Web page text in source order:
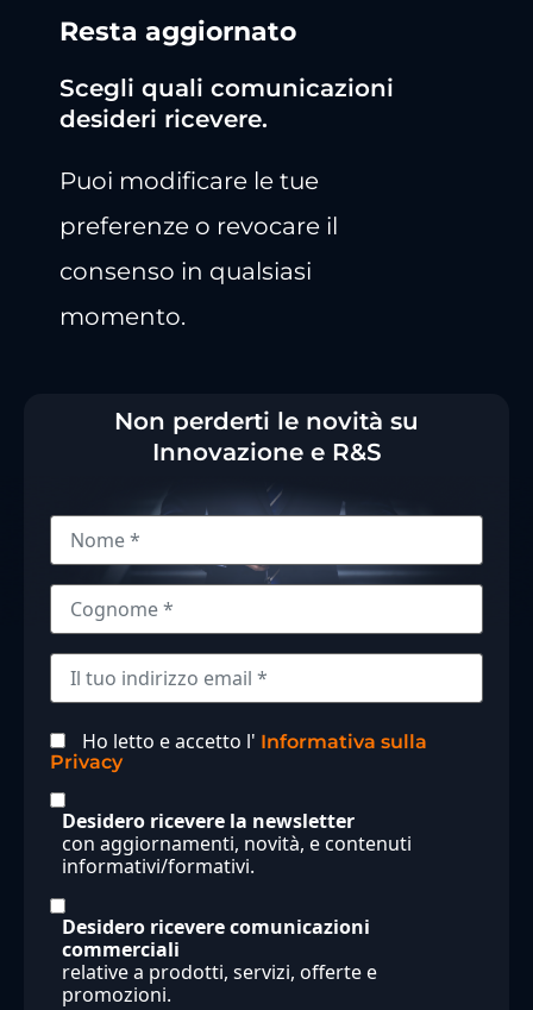
Resta aggiornato
Scegli quali comunicazioni
desideri ricevere.
Puoi modificare le tue
preferenze o revocare il
consenso in qualsiasi
momento.
Non perderti le novità su
Innovazione e R&S
Ho letto e accetto l' Informativa sulla
Privacy
Desidero ricevere la newsletter
con aggiornamenti, novità, e contenuti
informativi/formativi.
Desidero ricevere comunicazioni
commerciali
relative a prodotti, servizi, offerte e
promozioni.